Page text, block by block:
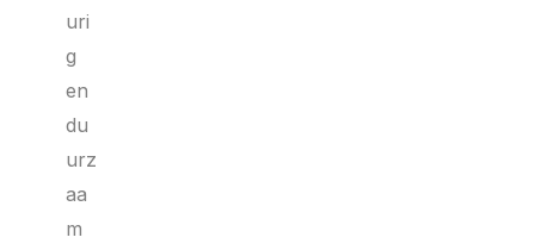
uri
g
en
du
urz
aa
m